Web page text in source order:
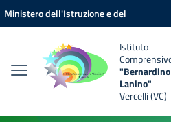
Vai ai contenuti
Vai al menu di navigazione
Vai al footer
Ministero dell'Istruzione e del
Istituto
"Bernardino
Lanino"
Vercelli (VC)